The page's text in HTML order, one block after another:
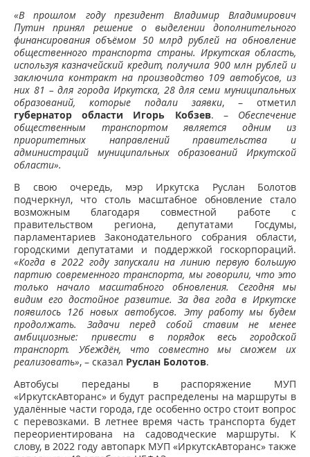
«В прошлом году президент Владимир Владимирович
Путин принял решение о выделении дополнительного
финансирования объёмом 50 млрд рублей на обновление
общественного транспорта страны. Иркутская область,
используя казначейский кредит, получила 900 млн рублей и
заключила контракт на производство 109 автобусов, из
них 81 – для города Иркутска, 28 для семи муниципальных
образований, которые подали заявки, – отметил
губернатор области Игорь Кобзев. – Обеспечение
общественным транспортом является одним из
приоритетных направлений правительства и
администраций муниципальных образований Иркутской
области».
В свою очередь, мэр Иркутска Руслан Болотов
подчеркнул, что столь масштабное обновление стало
возможным благодаря совместной работе с
правительством региона, депутатами Госдумы,
парламентариев Законодательного собрания области,
городскими депутатами и поддержкой госкорпораций.
«Когда в 2022 году запускали на линию первую большую
партию современного транспорта, мы говорили, что это
только начало масштабного обновления. Сегодня мы
видим его достойное развитие. За два года в Иркутске
появилось 126 новых автобусов. Эту работу мы будем
продолжать. Задачи перед собой ставим не менее
амбициозные: привести в порядок весь городской
транспорт. Убеждён, что совместно мы сможем их
реализовать», – сказал Руслан Болотов.
Автобусы переданы в распоряжение МУП
«ИркутскАвторанс» и будут распределены на маршруты в
удалённые части города, где особенно остро стоит вопрос
с перевозками. В летнее время часть транспорта будет
переориентирована на садоводческие маршруты. К
слову, в 2022 году автопарк МУП «ИркутскАвторанс» также